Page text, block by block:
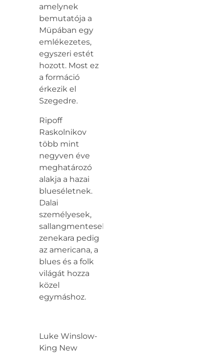
amelynek
bemutatója a
Müpában egy
emlékezetes,
egyszeri estét
hozott. Most ez
a formáció
érkezik el
Szegedre.
Ripoff
Raskolnikov
több mint
negyven éve
meghatározó
alakja a hazai
blueséletnek.
Dalai
személyesek,
sallangmentesek,
zenekara pedig
az americana, a
blues és a folk
világát hozza
közel
egymáshoz.
Luke Winslow-
King New